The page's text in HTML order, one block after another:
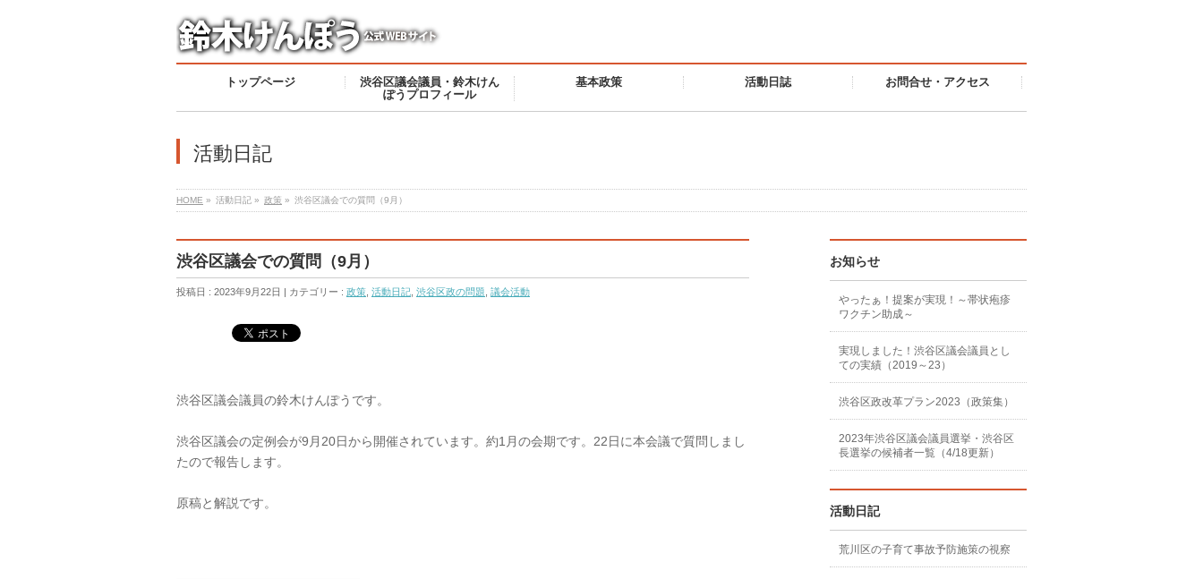
トップページ
渋谷区議会議員・鈴木けん
ぽうプロフィール
基本政策 活動日誌 お問合せ・アクセス
活動日記
HOME » 活動日記 » 政策 » 渋谷区議会での質問（9月）
渋谷区議会での質問（9月）
投稿日 : 2023年9月22日 | カテゴリー : 政策 活動日記 渋谷区政の問題 議会活動
渋谷区議会議員の鈴木けんぽうです。
渋谷区議会の定例会が9月20日から開催されています。約1月の会期です。22日に本会議で質問しまし
たので報告します。
原稿と解説です。
お知らせ
やったぁ！提案が実現！～帯状疱疹
ワクチン助成～
実現しました！渋谷区議会議員とし
ての実績（2019～23）
渋谷区政改革プラン2023（政策集）
2023年渋谷区議会議員選挙・渋谷区
長選挙の候補者一覧（4/18更新）
活動日記
荒川区の子育て事故予防施策の視察